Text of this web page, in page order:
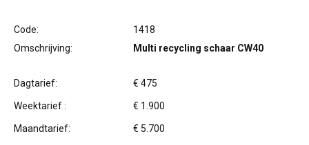
Code:
1418
Omschrijving:
Multi recycling schaar CW40
Dagtarief: € 475
Weektarief : € 1.900
Maandtarief: € 5.700